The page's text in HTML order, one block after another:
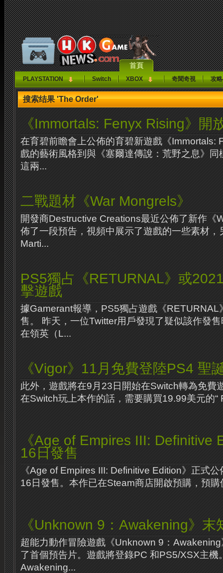
首頁
PLAYSTATION Switch XBOX 奇聞奇視 攻
搜索结果 'The Order'
《Immortals: Fenyx Rising》開
在育碧前瞻會上公佈的育碧新遊戲《Immortals:
戲的藝術風格到與《塞爾達傳說：荒野之息》
這兩...
二戰題材《War Mongrels》
開發商Destructive Creations最近公佈了新作《
佈了一段預告，視頻中展示了遊戲的一些素材，
Marti...
PS5獨占《RETURNAL》或
擊遊戲
據Gamerant報導，PS5獨占遊戲《RETURNAL
售。 昨天，一位Twitter用戶發現了疑似該作發
在領英（L...
《Vigor》11月免費登陸PS4 聖
此外，遊戲將在9月23日開始在Switch轉為免費
在Switch玩上本作的話，需要購買19.99美元的“
《Age of Empires III: Definitive
16日發售
《Age of Empires III: Definitive Edition》正式
16日發售。本作已在Steam商店開啟預購，預
《Unknown 9：Awakening》末
超能力動作冒險遊戲《Unknown 9：
了首個預告片。遊戲將登錄PC 和PS5/XSX主
Awakening...